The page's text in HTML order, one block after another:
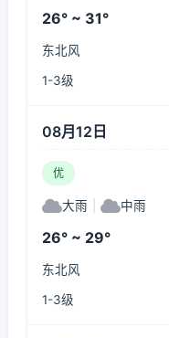
26° ~ 31°
东北风
1-3级
08月12日
优
大雨 中雨
26° ~ 29°
东北风
1-3级